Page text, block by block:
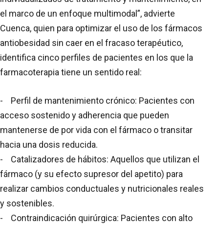
el marco de un enfoque multimodal”, advierte
Cuenca, quien para optimizar el uso de los fármacos
antiobesidad sin caer en el fracaso terapéutico,
identifica cinco perfiles de pacientes en los que la
farmacoterapia tiene un sentido real:
- Perfil de mantenimiento crónico: Pacientes con
acceso sostenido y adherencia que pueden
mantenerse de por vida con el fármaco o transitar
hacia una dosis reducida.
- Catalizadores de hábitos: Aquellos que utilizan el
fármaco (y su efecto supresor del apetito) para
realizar cambios conductuales y nutricionales reales
y sostenibles.
- Contraindicación quirúrgica: Pacientes con alto